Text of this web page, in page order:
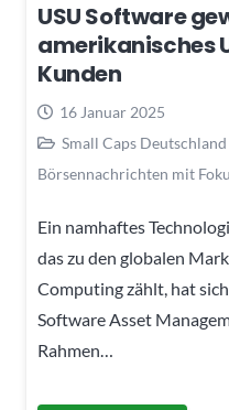
USU Software
amerikanisches
Kunden
16 Januar 2025
Small Caps
Börsennachrichten mit
Ein namhaftes
das zu den globalen
Computing zählt, hat
Software Asset
Rahmen…